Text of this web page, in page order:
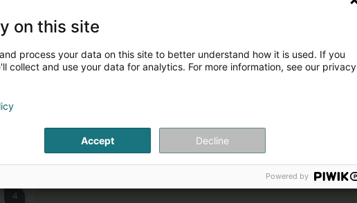
4
on this site
process your data on this site to better understand how it is used. If you
collect and use your data for analytics. For more information, see our privacy
Accept Decline
Powered by